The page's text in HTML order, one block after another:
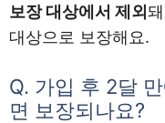
보장 대상에서 제외
대상으로 보장해요.
Q. 가입 후 2달
면 보장되나요?